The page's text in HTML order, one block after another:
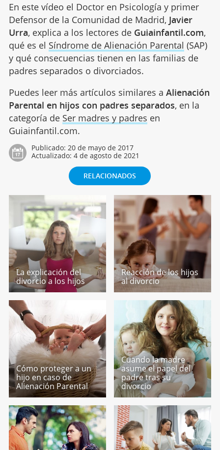
En este vídeo el Doctor en Psicología y primer
Defensor de la Comunidad de Madrid, Javier
Urra, explica a los lectores de Guiainfantil.com,
qué es el Síndrome de Alienación Parental (SAP)
y qué consecuencias tienen en las familias de
padres separados o divorciados.
Puedes leer más artículos similares a Alienación
Parental en hijos con padres separados, en la
categoría de Ser madres y padres en
Guiainfantil.com.
Publicado: 20 de mayo de 2017
Actualizado: 4 de agosto de 2021
RELACIONADOS
La explicación del
divorcio a los hijos
Reacción de los hijos
al divorcio
Cómo proteger a un
hijo en caso de
Alienación Parental
Cuando la madre
asume el papel del
padre tras su
divorcio